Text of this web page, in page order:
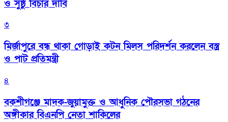
ও সুষ্ঠু বিচার দাবি
৩
মির্জাপুরে বন্ধ থাকা গোড়াই কটন মিলস পরিদর্শন করলেন বস্ত্র
ও পাট প্রতিমন্ত্রী
৪
বকশীগঞ্জে মাদক-জুয়ামুক্ত ও আধুনিক পৌরসভা গঠনের
অঙ্গীকার বিএনপি নেতা শাকিলের